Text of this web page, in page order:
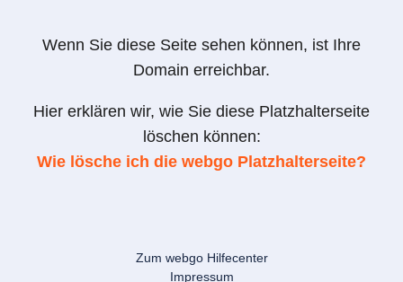
Wenn Sie diese Seite sehen können, ist Ihre
Domain erreichbar.
Hier erklären wir, wie Sie diese Platzhalterseite
löschen können:
Wie lösche ich die webgo Platzhalterseite?
Zum webgo Hilfecenter
Impressum